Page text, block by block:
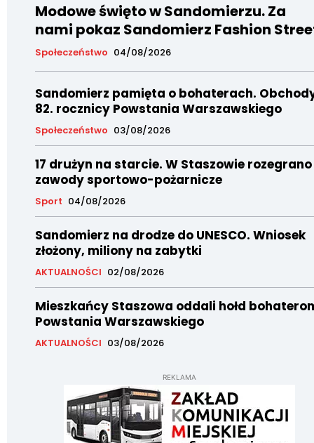
Modowe święto w Sandomierzu. Za
nami pokaz Sandomierz Fashion
Społeczeństwo 04/08/2026
Sandomierz pamięta o bohaterach.
82. rocznicy Powstania Warszawskiego
Społeczeństwo 03/08/2026
17 drużyn na starcie. W Staszowie rozegrano
zawody sportowo-pożarnicze
Sport 04/08/2026
Sandomierz na drodze do UNESCO. Wniosek
złożony, miliony na zabytki
AKTUALNOŚCI 02/08/2026
Mieszkańcy Staszowa oddali hołd
Powstania Warszawskiego
AKTUALNOŚCI 03/08/2026
REKLAMA